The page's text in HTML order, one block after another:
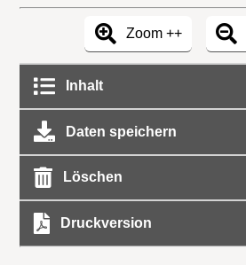
Zoom ++
Inhalt
Daten speichern
Löschen
Druckversion